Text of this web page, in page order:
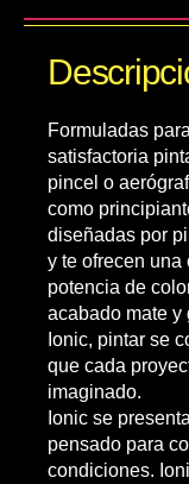
Formuladas
satisfactoria
pincel o
como
diseñadas por
y te ofrecen
potencia de
acabado mate y
Ionic, pintar se
que cada
imaginado.
Ionic se
pensado para
condiciones.